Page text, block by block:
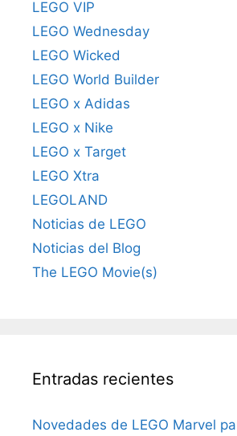
LEGO VIP
LEGO Wednesday
LEGO Wicked
LEGO World Builder
LEGO x Adidas
LEGO x Nike
LEGO x Target
LEGO Xtra
LEGOLAND
Noticias de LEGO
Noticias del Blog
The LEGO Movie(s)
Entradas recientes
Novedades de LEGO Marvel